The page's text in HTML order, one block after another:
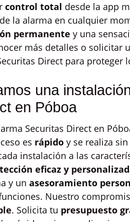
control total desde la app
la alarma en cualquier
permanente y una
más detalles o solicitar
Direct para proteger
una
en Póboa
Securitas Direct en
es rápido y se realiza
instalación a las
eficaz y
y un asesoramiento
Nuestro
. Solicita tu presupuesto